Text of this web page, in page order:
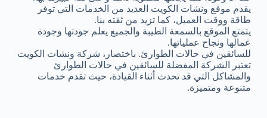
يقدم موقع ونشات الكويت العديد من الخدمات التي توفر
طاقة ووقت العميل، كما تزيد من ثقته بنا.
يتمتع الموقع بالسمعة الطيبة والجميع يعلم جودتها وجودة
عمالها ونجاح عملياتها.
للسائقين في حالات الطوارئ. باختصار، شركة ونشات الكويت
تعتبر الشركة المفضلة للسائقين في حالات الطوارئ
والمشاكل التي قد تحدث أثناء القيادة، حيث تقدم خدمات
متنوعة ومتميزة.